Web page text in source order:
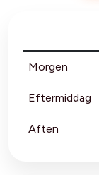
Morgen
Eftermiddag
Aften